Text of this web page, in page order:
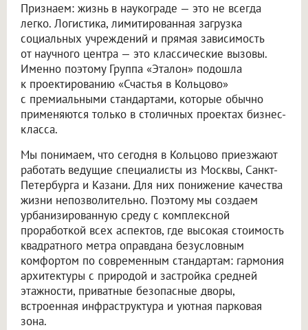
Признаем: жизнь в наукограде — это не всегда
легко. Логистика, лимитированная загрузка
социальных учреждений и прямая зависимость
от научного центра — это классические вызовы.
Именно поэтому Группа «Эталон» подошла
к проектированию «Счастья в Кольцово»
с премиальными стандартами, которые обычно
применяются только в столичных проектах бизнес-
класса.
Мы понимаем, что сегодня в Кольцово приезжают
работать ведущие специалисты из Москвы, Санкт-
Петербурга и Казани. Для них понижение качества
жизни непозволительно. Поэтому мы создаем
урбанизированную среду с комплексной
проработкой всех аспектов, где высокая стоимость
квадратного метра оправдана безусловным
комфортом по современным стандартам: гармония
архитектуры с природой и застройка средней
этажности, приватные безопасные дворы,
встроенная инфраструктура и уютная парковая
зона.